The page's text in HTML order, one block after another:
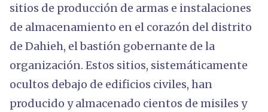
sitios de producción de armas e instalaciones
de almacenamiento en el corazón del distrito
de Dahieh, el bastión gobernante de la
organización. Estos sitios, sistemáticamente
ocultos debajo de edificios civiles, han
producido y almacenado cientos de misiles y